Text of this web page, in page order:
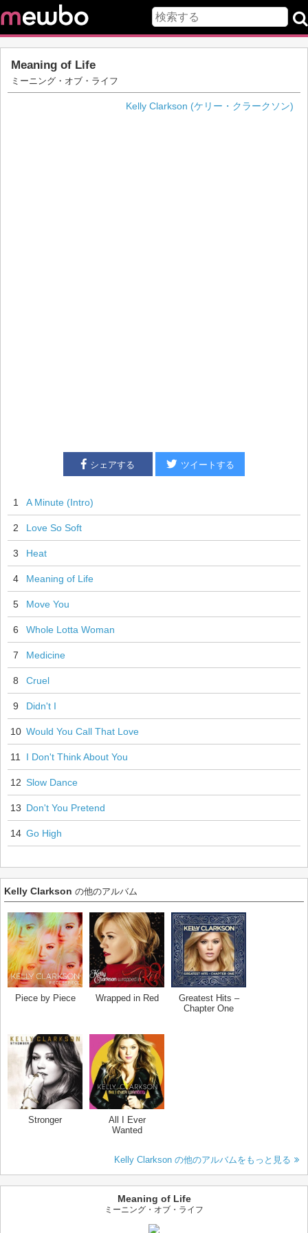
Meaning of Life
ミーニング・オブ・ライフ
Kelly Clarkson (ケリー・クラークソン)
シェアする ツイートする
1 A Minute (Intro)
2 Love So Soft
3 Heat
4 Meaning of Life
5 Move You
6 Whole Lotta Woman
7 Medicine
8 Cruel
9 Didn't I
10 Would You Call That Love
11 I Don't Think About You
12 Slow Dance
13 Don't You Pretend
14 Go High
Kelly Clarkson の他のアルバム
Piece by Piece Wrapped in Red
Greatest Hits –
Chapter One
Stronger
All I Ever
Wanted
Kelly Clarkson の他のアルバムをもっと見る
Meaning of Life
ミーニング・オブ・ライフ